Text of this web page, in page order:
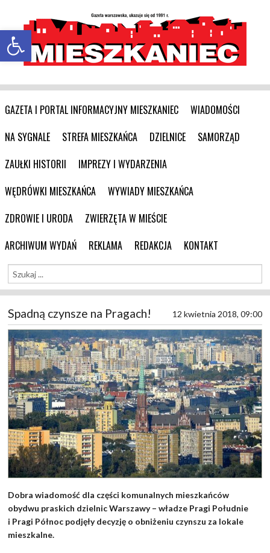
Otwórz pasek narzędzi
GAZETA I PORTAL INFORMACYJNY MIESZKANIEC
WIADOMOŚCI
NA SYGNALE
STREFA MIESZKAŃCA DZIELNICE
SAMORZĄD
ZAUŁKI HISTORII
IMPREZY I WYDARZENIA
WĘDRÓWKI MIESZKAŃCA
WYWIADY MIESZKAŃCA
ZDROWIE I URODA
ZWIERZĘTA W MIEŚCIE
ARCHIWUM WYDAŃ
REKLAMA REDAKCJA KONTAKT
Spadną czynsze na Pragach! 12 kwietnia 2018, 09:00
Dobra wiadomość dla części komunalnych mieszkańców
obydwu praskich dzielnic Warszawy – władze Pragi Południe
i Pragi Północ podjęły decyzję o obniżeniu czynszu za lokale
mieszkalne.